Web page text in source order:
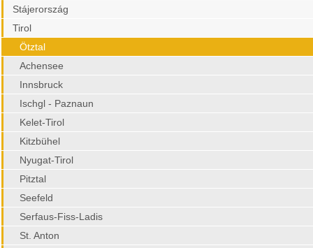
Stájerország
Tirol
Ötztal
Achensee
Innsbruck
Ischgl - Paznaun
Kelet-Tirol
Kitzbühel
Nyugat-Tirol
Pitztal
Seefeld
Serfaus-Fiss-Ladis
St. Anton